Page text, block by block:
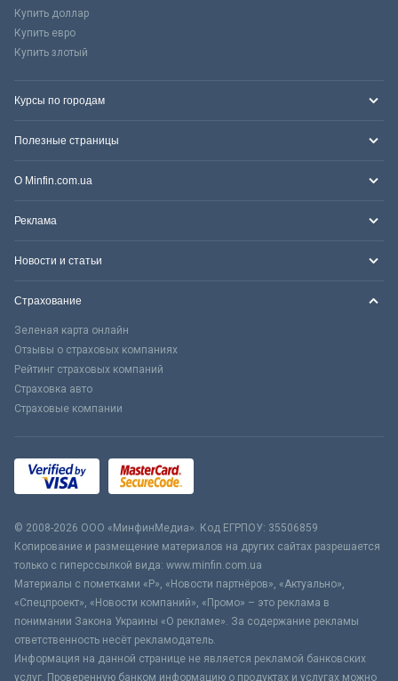
Купить доллар
Купить евро
Купить злотый
Курсы по городам
Полезные страницы
О Minfin.com.ua
Реклама
Новости и статьи
Страхование
Зеленая карта онлайн
Отзывы о страховых компаниях
Рейтинг страховых компаний
Страховка авто
Страховые компании
© 2008-2026 ООО «МинфинМедиа». Код ЕГРПОУ: 35506859
Копирование и размещение материалов на других сайтах разрешается
только с гиперссылкой вида: www.minfin.com.ua
Материалы с пометками «Р», «Новости партнёров», «Актуально»,
«Спецпроект», «Новости компаний», «Промо» – это реклама в
понимании Закона Украины «О рекламе». За содержание рекламы
ответственность несёт рекламодатель.
Информация на данной странице не является рекламой банковских
услуг. Проверенную банком информацию о продуктах и услугах можно